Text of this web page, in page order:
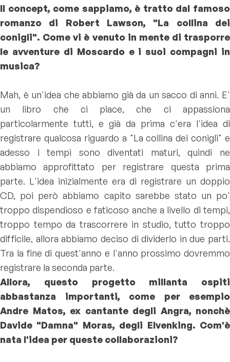
Il concept, come sappiamo, è tratto dal famoso
romanzo di Robert Lawson, "La collina dei
conigli". Come vi è venuto in mente di trasporre
le avventure di Moscardo e i suoi compagni in
musica?
Mah, è un'idea che abbiamo già da un sacco di anni. E'
un libro che ci piace, che ci appassiona
particolarmente tutti, e già da prima c'era l'idea di
registrare qualcosa riguardo a "La collina dei conigli" e
adesso i tempi sono diventati maturi, quindi ne
abbiamo approfittato per registrare questa prima
parte. L'idea inizialmente era di registrare un doppio
CD, poi però abbiamo capito sarebbe stato un po'
troppo dispendioso e faticoso anche a livello di tempi,
troppo tempo da trascorrere in studio, tutto troppo
difficile, allora abbiamo deciso di dividerlo in due parti.
Tra la fine di quest'anno e l'anno prossimo dovremmo
registrare la seconda parte.
Allora, questo progetto millanta ospiti
abbastanza importanti, come per esempio
Andre Matos, ex cantante degli Angra, nonchè
Davide "Damna" Moras, degli Elvenking. Com'è
nata l'idea per queste collaborazioni?